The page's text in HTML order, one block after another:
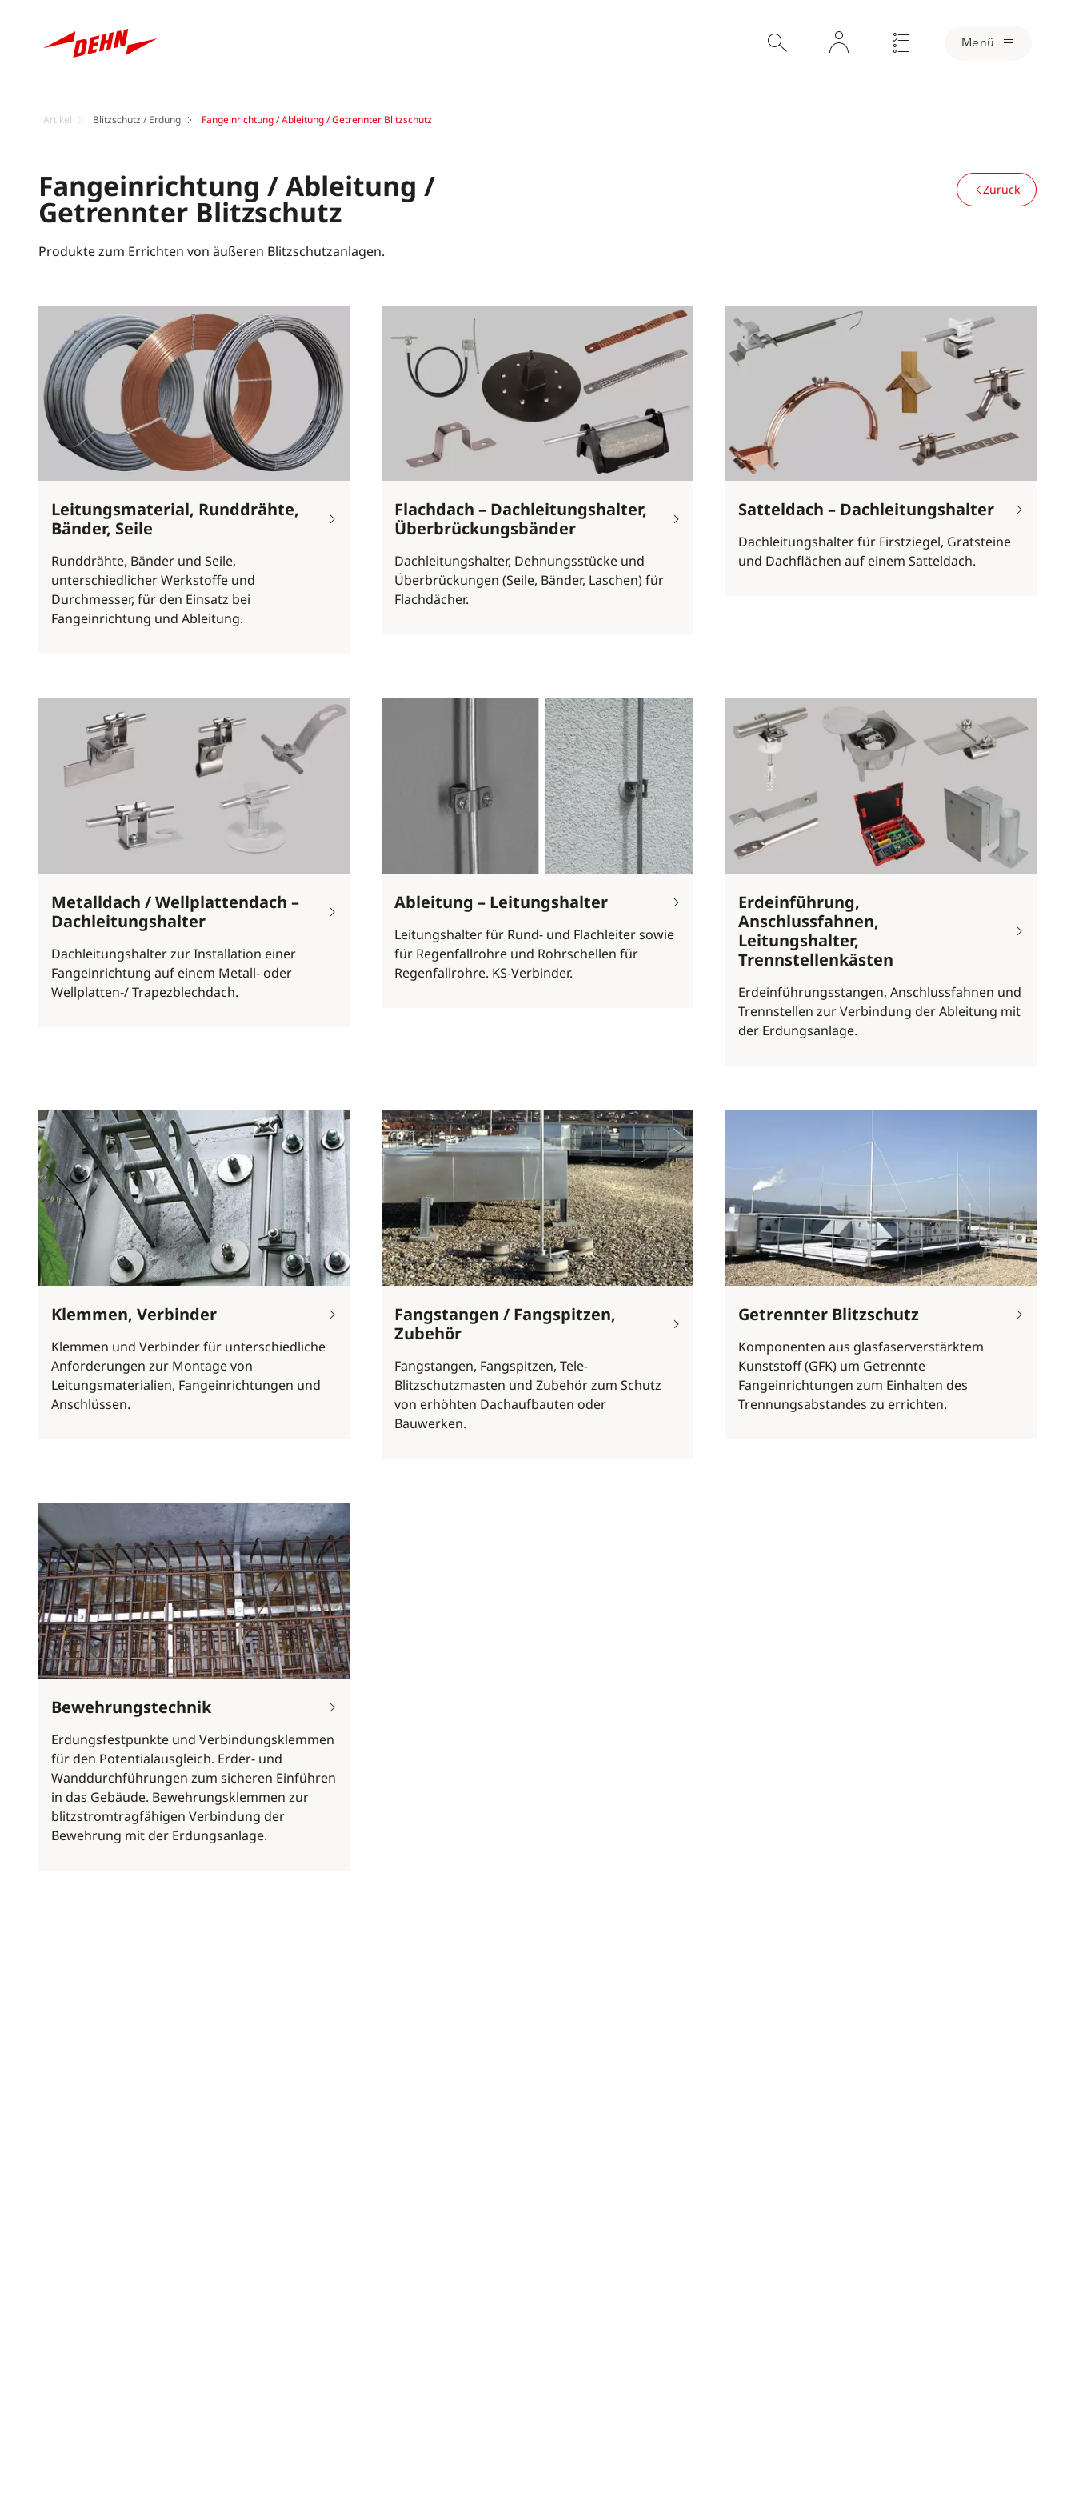
Menü
Artikel Blitzschutz / Erdung Fangeinrichtung / Ableitung / Getrennter Blitzschutz
Fangeinrichtung / Ableitung /
Getrennter Blitzschutz
Produkte zum Errichten von äußeren Blitzschutzanlagen.
Zurück
Leitungsmaterial, Runddrähte,
Bänder, Seile
Runddrähte, Bänder und Seile,
unterschiedlicher Werkstoffe und
Durchmesser, für den Einsatz bei
Fangeinrichtung und Ableitung.
Flachdach – Dachleitungshalter,
Überbrückungsbänder
Dachleitungshalter, Dehnungsstücke und
Überbrückungen (Seile, Bänder, Laschen) für
Flachdächer.
Satteldach – Dachleitungshalter
Dachleitungshalter für Firstziegel, Gratsteine
und Dachflächen auf einem Satteldach.
Metalldach / Wellplattendach –
Dachleitungshalter
Dachleitungshalter zur Installation einer
Fangeinrichtung auf einem Metall- oder
Wellplatten-/ Trapezblechdach.
Ableitung – Leitungshalter
Leitungshalter für Rund- und Flachleiter sowie
für Regenfallrohre und Rohrschellen für
Regenfallrohre. KS-Verbinder.
Erdeinführung,
Anschlussfahnen,
Leitungshalter,
Trennstellenkästen
Erdeinführungsstangen, Anschlussfahnen und
Trennstellen zur Verbindung der Ableitung mit
der Erdungsanlage.
Klemmen, Verbinder
Klemmen und Verbinder für unterschiedliche
Anforderungen zur Montage von
Leitungsmaterialien, Fangeinrichtungen und
Anschlüssen.
Fangstangen / Fangspitzen,
Zubehör
Fangstangen, Fangspitzen, Tele-
Blitzschutzmasten und Zubehör zum Schutz
von erhöhten Dachaufbauten oder
Bauwerken.
Getrennter Blitzschutz
Komponenten aus glasfaserverstärktem
Kunststoff (GFK) um Getrennte
Fangeinrichtungen zum Einhalten des
Trennungsabstandes zu errichten.
Bewehrungstechnik
Erdungsfestpunkte und Verbindungsklemmen
für den Potentialausgleich. Erder- und
Wanddurchführungen zum sicheren Einführen
in das Gebäude. Bewehrungsklemmen zur
blitzstromtragfähigen Verbindung der
Bewehrung mit der Erdungsanlage.